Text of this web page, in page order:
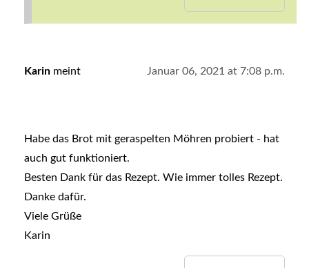
Karin meint Januar 06, 2021 at 7:08 p.m.
Habe das Brot mit geraspelten Möhren probiert - hat
auch gut funktioniert.
Besten Dank für das Rezept. Wie immer tolles Rezept.
Danke dafür.
Viele Grüße
Karin